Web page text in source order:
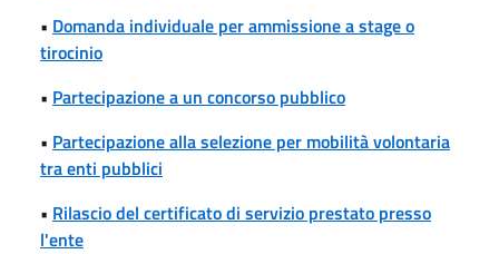
• Domanda individuale per ammissione a stage o
tirocinio
• Partecipazione a un concorso pubblico
• Partecipazione alla selezione per mobilità volontaria
tra enti pubblici
• Rilascio del certificato di servizio prestato presso
l'ente